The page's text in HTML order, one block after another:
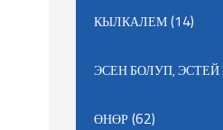
КЫЛКАЛЕМ(14)
ЭСЕН БОЛУП,
ӨНӨР(62)